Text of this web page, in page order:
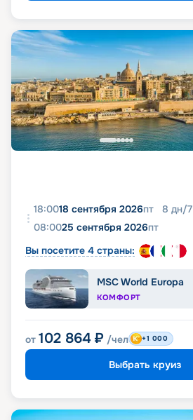
18:0018 сентября 2026пт 8 дн/7
08:0025 сентября 2026пт
Вы посетите 4 страны:
MSC World Europa
КОМФОРТ
от 102 864 ₽ /чел +1 000
Выбрать круиз